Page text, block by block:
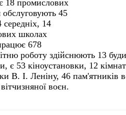
18 промислових
45
14
школах
678
роботу здійснюють 13
є 53 кіноустановки, 12
В. І. Леніну, 46 пам'ятників
воєн.